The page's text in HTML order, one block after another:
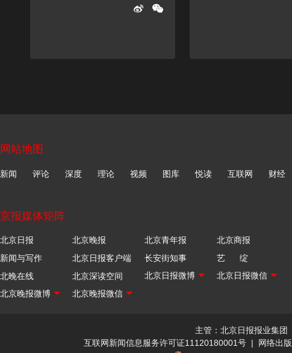
网站地图
新闻 评论 深度 理论 视频 图库 悦读 互联网 财经
京报媒体矩阵
北京日报 北京晚报 北京青年报
北京商报
新闻与写作
北京日报客户端 长安街知事
艺 绽
北晚在线
北京深读空间
主管：北京日报报业集团
互联网新闻信息服务许可证11120180001号 | 网络出